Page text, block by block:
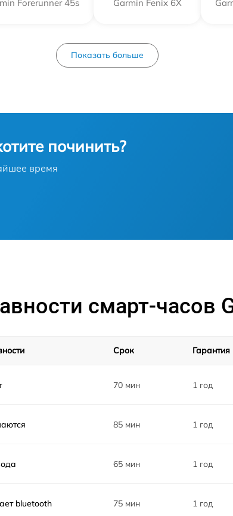
Forerunner 45s Garmin Fenix 6X
Показать больше
починить?
время
смарт-часов
Срок Гарантия
70 мин 1 год
85 мин 1 год
65 мин 1 год
bluetooth 75 мин 1 год